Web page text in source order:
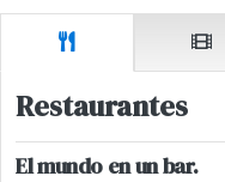
Restaurantes
El mundo en un bar.